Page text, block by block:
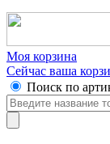
Моя корзина
Сейчас ваша
Поиск по